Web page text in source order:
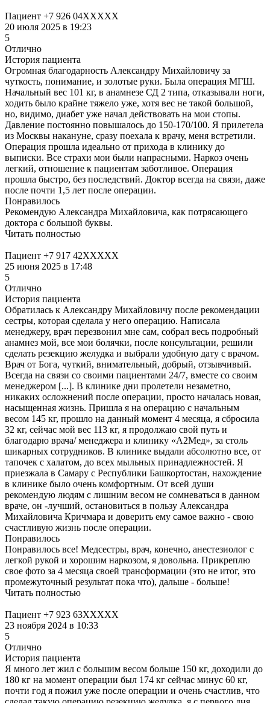
Пациент +7 926 04XXXXX
20 июля 2025 в 19:23
5
Отлично
История пациента
Огромная благодарность Александру Михайловичу за
чуткость, понимание, и золотые руки. Была операция МГШ.
Начальный вес 101 кг, в анамнезе СД​ 2 типа, отказывали ноги,
ходить было крайне тяжело уже, хотя вес не такой большой,
но, видимо, диабет уже начал действовать на мои стопы.
Давление постоянно повышалось до 150-170/100. Я прилетела
из Москвы накануне, сразу поехала к врачу, меня встретили.
Операция прошла идеально от прихода в клинику до
выписки. Все страхи мои были напрасными. Наркоз очень
легкий, отношение к пациентам заботливое. Операция
прошла быстро, без последствий. Доктор всегда на связи, даже
после почти 1,5 лет после операции.
Понравилось
Рекомендую Александра Михайловича, как потрясающего
доктора с большой буквы.
Читать полностью
Пациент +7 917 42XXXXX
25 июня 2025 в 17:48
5
Отлично
История пациента
Обратилась к Александру Михайловичу после рекомендации
сестры, которая сделала у него операцию. Написала
менеджеру, врач перезвонил мне сам, собрал весь подробный
анамнез мой, все мои болячки, после консультации, решили
сделать резекцию желудка и выбрали удобную дату с врачом.
Врач от Бога, чуткий, внимательный, добрый, отзывчивый.
Всегда на связи со своими пациентами 24/7, вместе со своим
менеджером [...]. В клинике дни пролетели незаметно,
никаких осложнений после операции, просто началась новая,
насыщенная жизнь. Пришла я на операцию с начальным
весом 145 кг, прошло на данный момент 4 месяца, я сбросила
32 кг, сейчас мой вес 113 кг, я продолжаю свой путь и
благодарю врача/ менеджера и клинику «А2Мед», за столь
шикарных сотрудников. В клинике выдали абсолютно все, от
тапочек с халатом, до всех мыльных принадлежностей. Я
приезжала в Самару с Республики Башкортостан, нахождение
в клинике было очень комфортным. От всей души
рекомендую людям с лишним весом не сомневаться в данном
враче, он -лучший, остановиться в пользу Александра
Михайловича Кричмара и доверить ему самое важно - свою
счастливую жизнь после операции.
Понравилось
Понравилось все! Медсестры, врач, конечно, анестезиолог с
легкой рукой и хорошим наркозом, я довольна. Прикреплю
свое фото за 4 месяца своей трансформации (это не итог, это
промежуточный результат пока что), дальше - больше!
Читать полностью
Пациент +7 923 63XXXXX
23 ноября 2024 в 10:33
5
Отлично
История пациента
Я много лет жил с большим весом больше 150 кг, доходили до
180 кг на момент операции был 174 кг сейчас минус 60 кг,
почти год я пожил уже после операции и очень счастлив, что